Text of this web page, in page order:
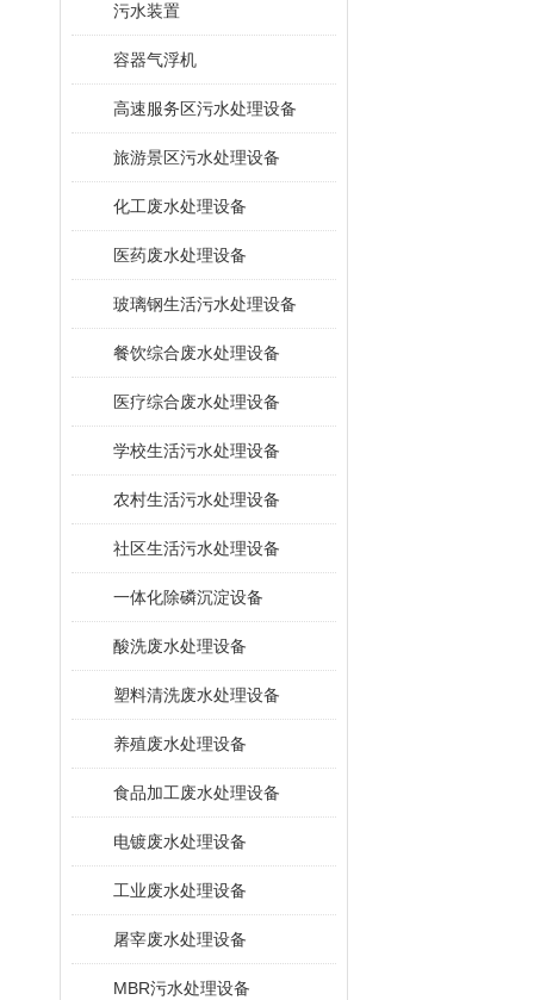
污水装置
容器气浮机
高速服务区污水处理设备
旅游景区污水处理设备
化工废水处理设备
医药废水处理设备
玻璃钢生活污水处理设备
餐饮综合废水处理设备
医疗综合废水处理设备
学校生活污水处理设备
农村生活污水处理设备
社区生活污水处理设备
一体化除磷沉淀设备
酸洗废水处理设备
塑料清洗废水处理设备
养殖废水处理设备
食品加工废水处理设备
电镀废水处理设备
工业废水处理设备
屠宰废水处理设备
MBR污水处理设备